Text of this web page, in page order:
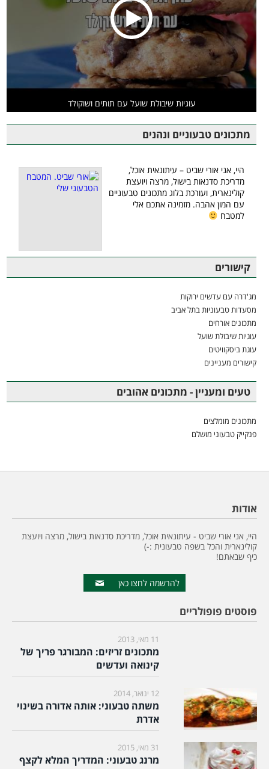
עוגיות שיבולת שועל עם תותים ושוקולד
מתכונים טבעוניים ונהנים
היי, אני אורי שביט – עיתונאית אוכל,
מדריכת סדנאות בישול, מרצה ויועצת
קולינארית, ועורכת בלוג מתכונים טבעוניים
עם המון אהבה. מזמינה אתכם אלי
למטבח
קישורים
מג'דרה עם עדשים ירוקות
מסעדות טבעוניות בתל אביב
מתכונים אורחים
עוגיות שיבולת שועל
עוגת ביסקוויטים
קישורים מעניינים
טעים ומעניין - מתכונים אהובים
מתכונים מומלצים
פנקייק טבעוני מושלם
אודות
היי, אני אורי שביט - עיתונאית אוכל, מדריכת סדנאות בישול, מרצה ויועצת
קולינארית והכל בשפה טבעונית :-)
כיף שבאתם!
להרשמה לחצו כאן
פוסטים פופולריים
11 מאי, 2013
מתכונים זריזים: המבורגר פריך של
קינואה ועדשים
12 ינואר, 2014
משתה טבעוני: אותה אדורה בשינוי
אדרת
31 מאי, 2015
מרנג טבעוני: המדריך המלא לקצף